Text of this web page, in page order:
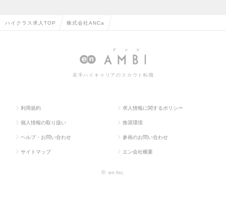
ハイクラス求人TOP 株式会社ANCa
若手ハイキャリアのスカウト転職
利用規約 求人情報に関するポリシー
個人情報の取り扱い 推奨環境
ヘルプ・お問い合わせ 参画のお問い合わせ
サイトマップ エン会社概要
© en Inc.